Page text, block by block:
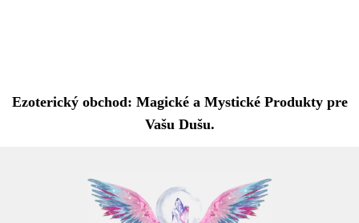
Ezoterický obchod: Magické a Mystické Produkty pre
Vašu Dušu.